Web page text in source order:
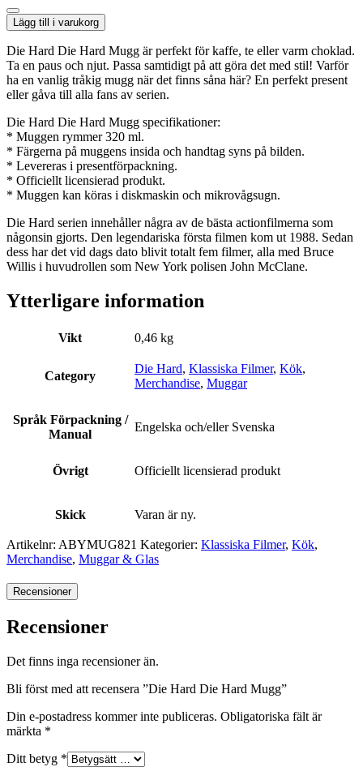
Lägg till i varukorg
Die Hard Die Hard Mugg är perfekt för kaffe, te eller varm choklad.
Ta en paus och njut. Passa samtidigt på att göra det med stil! Varför
ha en vanlig tråkig mugg när det finns såna här? En perfekt present
eller gåva till alla fans av serien.
Die Hard Die Hard Mugg specifikationer:
* Muggen rymmer 320 ml.
* Färgerna på muggens insida och handtag syns på bilden.
* Levereras i presentförpackning.
* Officiellt licensierad produkt.
* Muggen kan köras i diskmaskin och mikrovågsugn.
Die Hard serien innehåller några av de bästa actionfilmerna som
någonsin gjorts. Den legendariska första filmen kom ut 1988. Sedan
dess har det vid dags dato blivit totalt fem filmer, alla med Bruce
Willis i huvudrollen som New York polisen John McClane.
Ytterligare information
Vikt 0,46 kg
Category
Die Hard, Klassiska Filmer, Kök,
Merchandise, Muggar
Språk Förpackning /
Manual
Engelska och/eller Svenska
Övrigt Officiellt licensierad produkt
Skick Varan är ny.
Artikelnr: ABYMUG821 Kategorier: Klassiska Filmer, Kök,
Merchandise, Muggar & Glas
Recensioner
Recensioner
Det finns inga recensioner än.
Bli först med att recensera ”Die Hard Die Hard Mugg”
Din e-postadress kommer inte publiceras. Obligatoriska fält är
märkta *
Ditt betyg *